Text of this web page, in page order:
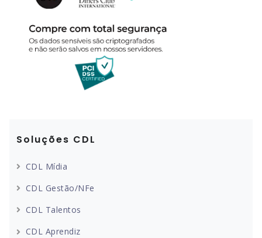
Soluções CDL
CDL Mídia
CDL Gestão/NFe
CDL Talentos
CDL Aprendiz